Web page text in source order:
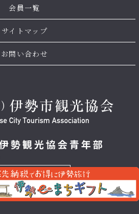
会員一覧
サイトマップ
お問い合わせ
お問い合わせ